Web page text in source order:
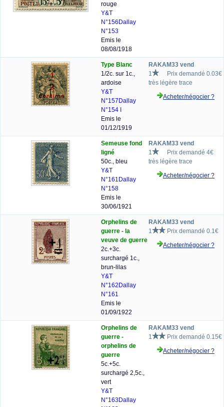
rouge
Y&T
N°156 Dallay
N°153
Emis le
08/08/1918
Type Blanc
1/2c. sur 1c.,
ardoise
Y&T
N°157 Dallay
N°154 I
Emis le
01/12/1919
RAKAM33 vend
1
Prix demandé 0.03€
très légère trace
Acheter/négocier ?
Semeuse fond
ligné
50c., bleu
Y&T
N°161 Dallay
N°158
Emis le
30/06/1921
RAKAM33 vend
1
Prix demandé 4€
très légère trace
Acheter/négocier ?
Orphelins de
guerre - la
veuve de guerre
2c.+3c.
surchargé 1c.,
brun-lilas
Y&T
N°162 Dallay
N°161
Emis le
01/09/1922
RAKAM33 vend
1
Prix demandé 0.1€
Acheter/négocier ?
Orphelins de
guerre -
orphelins de
guerre
5c.+5c.
surchargé 2,5c.,
vert
Y&T
N°163Dallay
RAKAM33 vend
1
Prix demandé 0.15€
Acheter/négocier ?